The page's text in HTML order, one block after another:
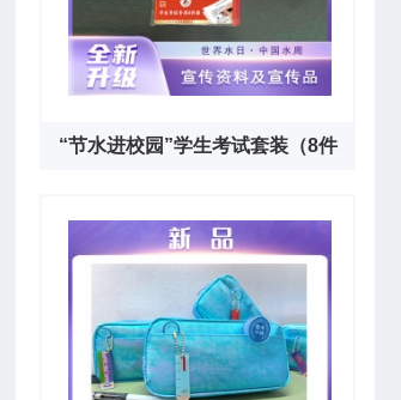
“节水进校园”学生考试套装（8件